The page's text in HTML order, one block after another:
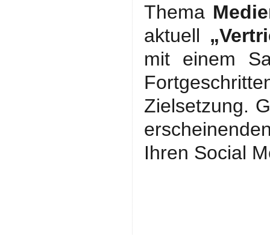
Thema
aktuell
mit einem
Zielsetzung.
Ihren Social